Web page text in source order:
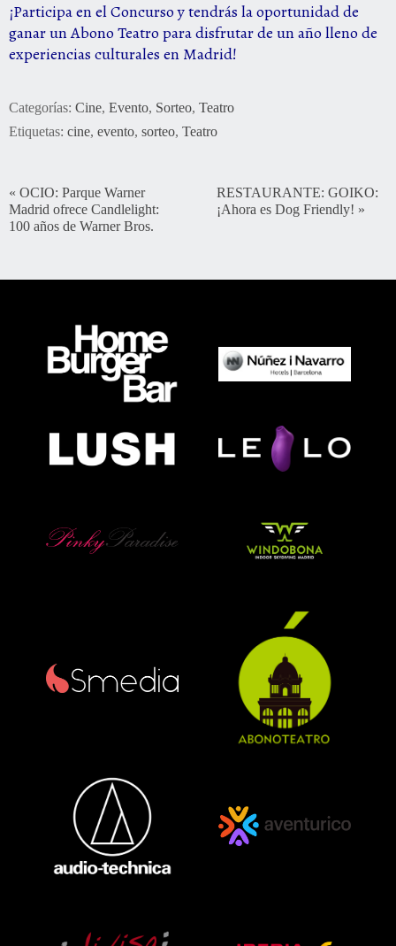
¡Participa en el Concurso y tendrás la oportunidad de
ganar un Abono Teatro para disfrutar de un año lleno de
experiencias culturales en Madrid!
Categorías: Cine, Evento, Sorteo, Teatro
Etiquetas: cine, evento, sorteo, Teatro
« OCIO: Parque Warner
Madrid ofrece Candlelight:
100 años de Warner Bros.
RESTAURANTE: GOIKO:
¡Ahora es Dog Friendly! »